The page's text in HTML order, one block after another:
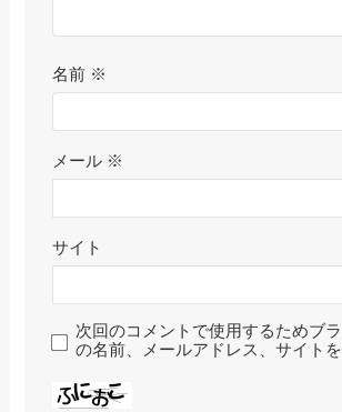
名前 ※
メール ※
サイト
次回のコメントで使用するためブ
の名前、メールアドレス、サイトを